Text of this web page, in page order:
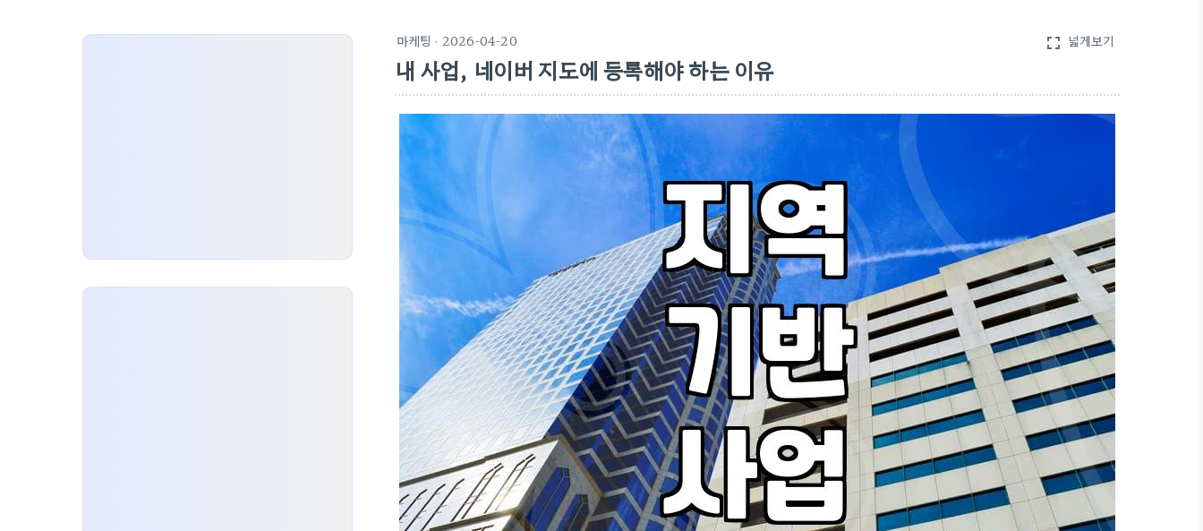
마케팅 · 2026-04-20 fullscreen 넓게보기
내 사업, 네이버 지도에 등록해야 하는 이유